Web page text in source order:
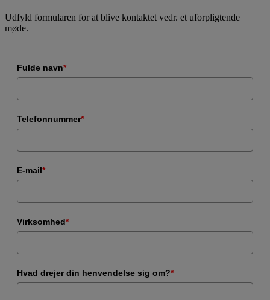
Udfyld formularen for at blive kontaktet vedr. et uforpligtende
møde.
Fulde navn*
Telefonnummer*
E-mail*
Virksomhed*
Hvad drejer din henvendelse sig om?*